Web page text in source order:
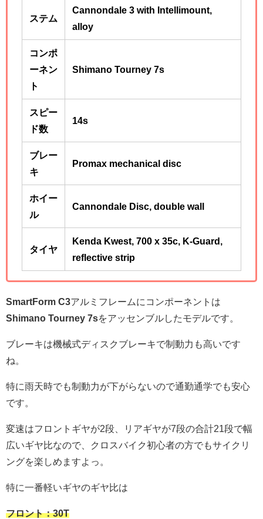
ステム
Cannondale 3 with Intellimount,
alloy
コンポ
ーネン
ト
Shimano Tourney 7s
スピー
ド数
14s
ブレー
キ
Promax mechanical disc
ホイー
ル
Cannondale Disc, double wall
タイヤ
Kenda Kwest, 700 x 35c, K-Guard,
reflective strip
SmartForm C3アルミフレームにコンポーネントは
Shimano Tourney 7sをアッセンブルしたモデルです。
ブレーキは機械式ディスクブレーキで制動力も高いです
ね。
特に雨天時でも制動力が下がらないので通勤通学でも安心
です。
変速はフロントギヤが2段、リアギヤが7段の合計21段で幅
広いギヤ比なので、クロスバイク初心者の方でもサイクリ
ングを楽しめますよっ。
特に一番軽いギヤのギヤ比は
フロント：30T